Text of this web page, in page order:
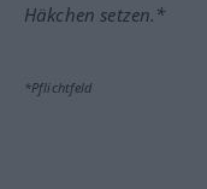
Häkchen setzen.*
*Pflichtfeld